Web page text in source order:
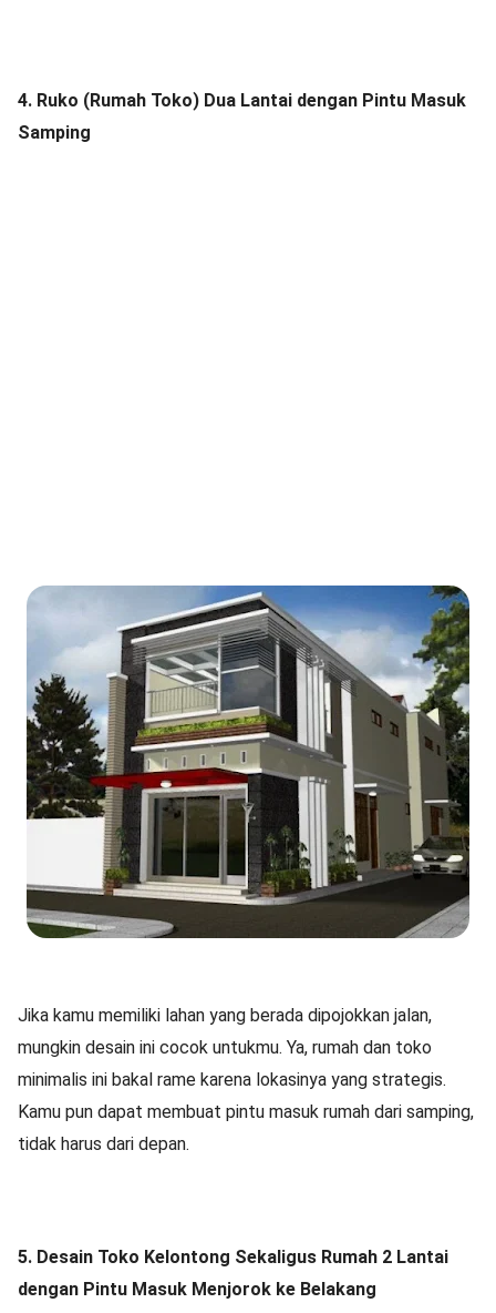
4. Ruko (Rumah Toko) Dua Lantai dengan Pintu Masuk
Samping
Jika kamu memiliki lahan yang berada dipojokkan jalan,
mungkin desain ini cocok untukmu. Ya, rumah dan toko
minimalis ini bakal rame karena lokasinya yang strategis.
Kamu pun dapat membuat pintu masuk rumah dari samping,
tidak harus dari depan.
5. Desain Toko Kelontong Sekaligus Rumah 2 Lantai
dengan Pintu Masuk Menjorok ke Belakang